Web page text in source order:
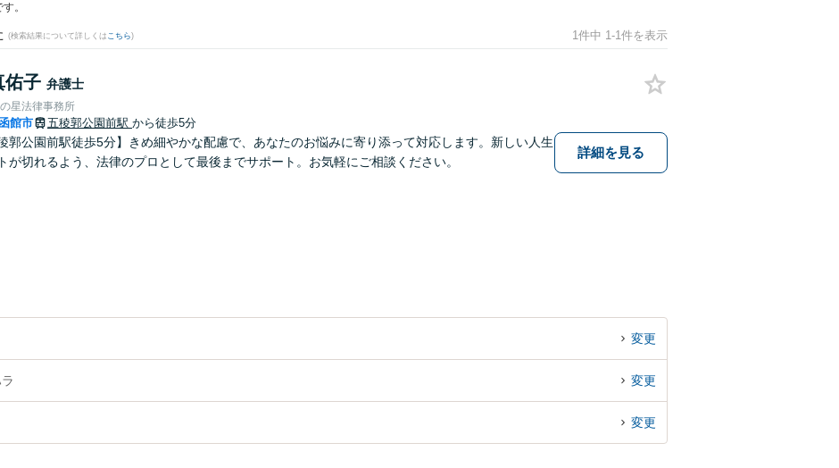
。
(検索結果について詳しくは こちら) 1件中 1-1件を表示
佑子 弁護士
星法律事務所
館市 五稜郭公園前駅 から徒歩5分
郭公園前駅徒歩5分】きめ細やかな配慮で、あなたのお悩みに寄り添って対応します。新しい人生
が切れるよう、法律のプロとして最後までサポート。お気軽にご相談ください。
詳細を見る
変更
変更
変更